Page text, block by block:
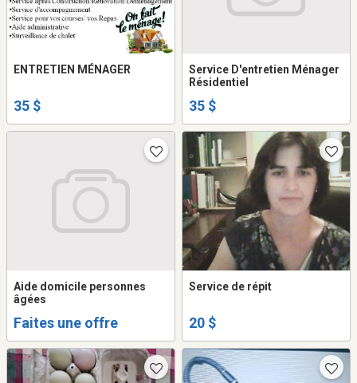
ENTRETIEN MÉNAGER
35 $
Service D'entretien Ménager
Résidentiel
35 $
Aide domicile personnes
âgées
Faites une offre
Service de répit
20 $